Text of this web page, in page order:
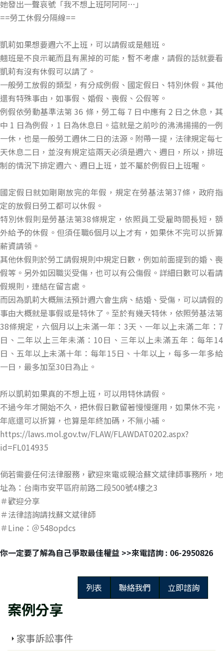
案例分享
家事訴訟事件
她發出一聲哀號「我不想上班阿阿阿…」
==勞工休假分隔線==
凱莉如果想要週六不上班，可以請假或是翹班。
翹班是不良示範而且有黑掉的可能，暫不考慮，請假的話就要看
凱莉有沒有休假可以請了。
一般勞工放假的類型，有分成例假、國定假日、特別休假。其他
還有特殊事由，如事假、婚假、喪假、公假等。
例假依勞動基準法第 36 條，勞工每 7 日中應有 2 日之休息，其
中 1 日為例假，1 日為休息日。這就是之前吵的沸沸揚揚的一例
一休，也是一般勞工週休二日的法源。附帶一提，法律規定每七
天休息二日，並沒有規定這兩天必須是週六、週日，所以，排班
制的情況下排定週六、週日上班，並不屬於例假日上班喔。
國定假日就如剛剛放完的年假，規定在勞基法第37條，政府指
定的放假日勞工都可以休假。
特別休假則是勞基法第38條規定，依照員工受雇時間長短，額
外給予的休假。但須任職6個月以上才有，如果休不完可以折算
薪資請領。
其他休假則於勞工請假規則中規定日數，例如前面提到的婚、喪
假等。另外如因職災受傷，也可以有公傷假。詳細日數可以看請
假規則，連結在留言處。
而因為凱莉大概無法預計週六會生病、結婚、受傷，可以請假的
事由大概就是事假或是特休了。至於有幾天特休，依照勞基法第
38條規定，六個月以上未滿一年：3天、一年以上未滿二年：7
日、二年以上三年未滿：10日、三年以上未滿五年：每年14
日、五年以上未滿十年：每年15日、十年以上，每多一年多給
一日，最多加至30日為止。
所以凱莉如果真的不想上班，可以用特休請假。
不過今年才開始不久，把休假日數留著慢慢運用，如果休不完，
年底還可以折算，也算是年終加碼，不無小補。
https://laws.mol.gov.tw/FLAW/FLAWDAT0202.aspx?
id=FL014935
倘若需要任何法律服務，歡迎來電或親洽蘇文斌律師事務所，地
址為：台南市安平區府前路二段500號4樓之3
＃歡迎分享
＃法律諮詢請找蘇文斌律師
＃Line：＠548opdcs
你一定要了解為自己爭取最佳權益 >>來電諮詢 : 06-2950826
列表 聯絡我們 立即諮詢